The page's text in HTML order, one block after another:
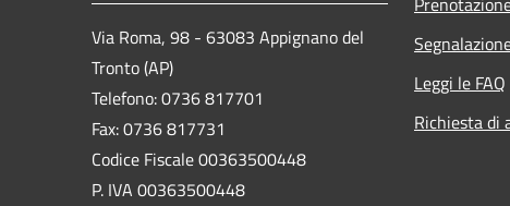
Via Roma, 98 - 63083 Appignano del
Tronto (AP)
Telefono: 0736 817701
Fax: 0736 817731
Codice Fiscale 00363500448
P. IVA 00363500448
Leggi le FAQ
Richiesta di